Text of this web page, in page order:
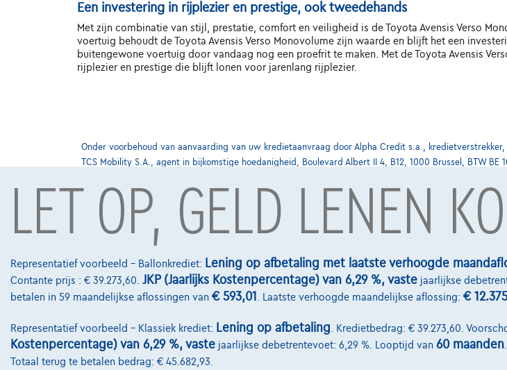
Een investering in rijplezier en prestige, ook tweedehands
Met zijn combinatie van stijl, prestatie, comfort en veiligheid is de Toyota Avensis Verso
voertuig behoudt de Toyota Avensis Verso Monovolume zijn waarde en blijft het een
buitengewone voertuig door vandaag nog een proefrit te maken. Met de Toyota Avensis
rijplezier en prestige die blijft lonen voor jarenlang rijplezier.
Onder voorbehoud van aanvaarding van uw kredietaanvraag door Alpha Credit s.a.,
TCS Mobility S.A., agent in bijkomstige hoedanigheid, Boulevard Albert II 4, B12, 1000 Brussel, BTW BE
LET OP, GELD LENEN
Representatief voorbeeld – Ballonkrediet: Lening op afbetaling met laatste verhoogde
Contante prijs : € 39.273,60. JKP (Jaarlijks Kostenpercentage) van 6,29 %, vaste jaarlijkse
betalen in 59 maandelijkse aflossingen van € 593,01 . Laatste verhoogde maandelijkse aflossing: €
Representatief voorbeeld – Klassiek krediet: Lening op afbetaling . Kredietbedrag: € 39.273,60.
Kostenpercentage) van 6,29 %, vaste jaarlijkse debetrentevoet: 6,29 %. Looptijd van 60 maanden
Totaal terug te betalen bedrag: € 45.682,93.
Contact
info@touringcarselect.be
Koning Albert II-laan 4, B12
1000 Brussel
Diensten &
Financiering
Lease en